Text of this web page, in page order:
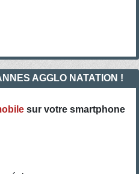
AGGLO NATATION !
sur votre smartphone